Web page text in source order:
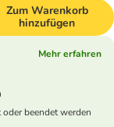
Zum Warenkorb
hinzufügen
Mehr erfahren
beendet werden